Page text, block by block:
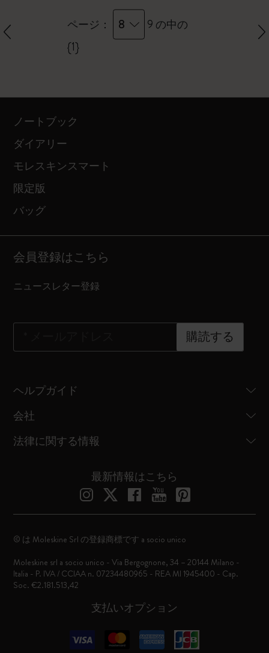
ページ： 8
9 の中の
{1}
ノートブック
ダイアリー
モレスキンスマート
限定版
バッグ
会員登録はこちら
ニュースレター登録
購読する
ヘルプガイド
会社
法律に関する情報
最新情報はこちら
支払いオプション
© は Moleskine Srl の登録商標です a socio unico
Moleskine srl a socio unico - Via Bergognone, 34 – 20144 Milano -
Italia - P. IVA / CCIAA n. 07234480965 - REA MI 1945400 - Cap.
Soc. €2.181.513,42